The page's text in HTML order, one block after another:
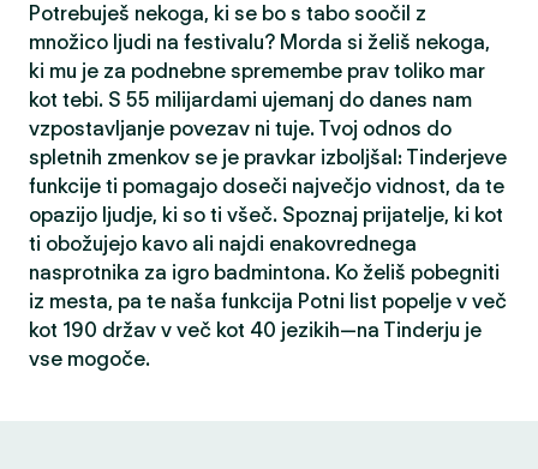
Potrebuješ nekoga, ki se bo s tabo soočil z
množico ljudi na festivalu? Morda si želiš nekoga,
ki mu je za podnebne spremembe prav toliko mar
kot tebi. S 55 milijardami ujemanj do danes nam
vzpostavljanje povezav ni tuje. Tvoj odnos do
spletnih zmenkov se je pravkar izboljšal: Tinderjeve
funkcije ti pomagajo doseči največjo vidnost, da te
opazijo ljudje, ki so ti všeč. Spoznaj prijatelje, ki kot
ti obožujejo kavo ali najdi enakovrednega
nasprotnika za igro badmintona. Ko želiš pobegniti
iz mesta, pa te naša funkcija Potni list popelje v več
kot 190 držav v več kot 40 jezikih—na Tinderju je
vse mogoče.